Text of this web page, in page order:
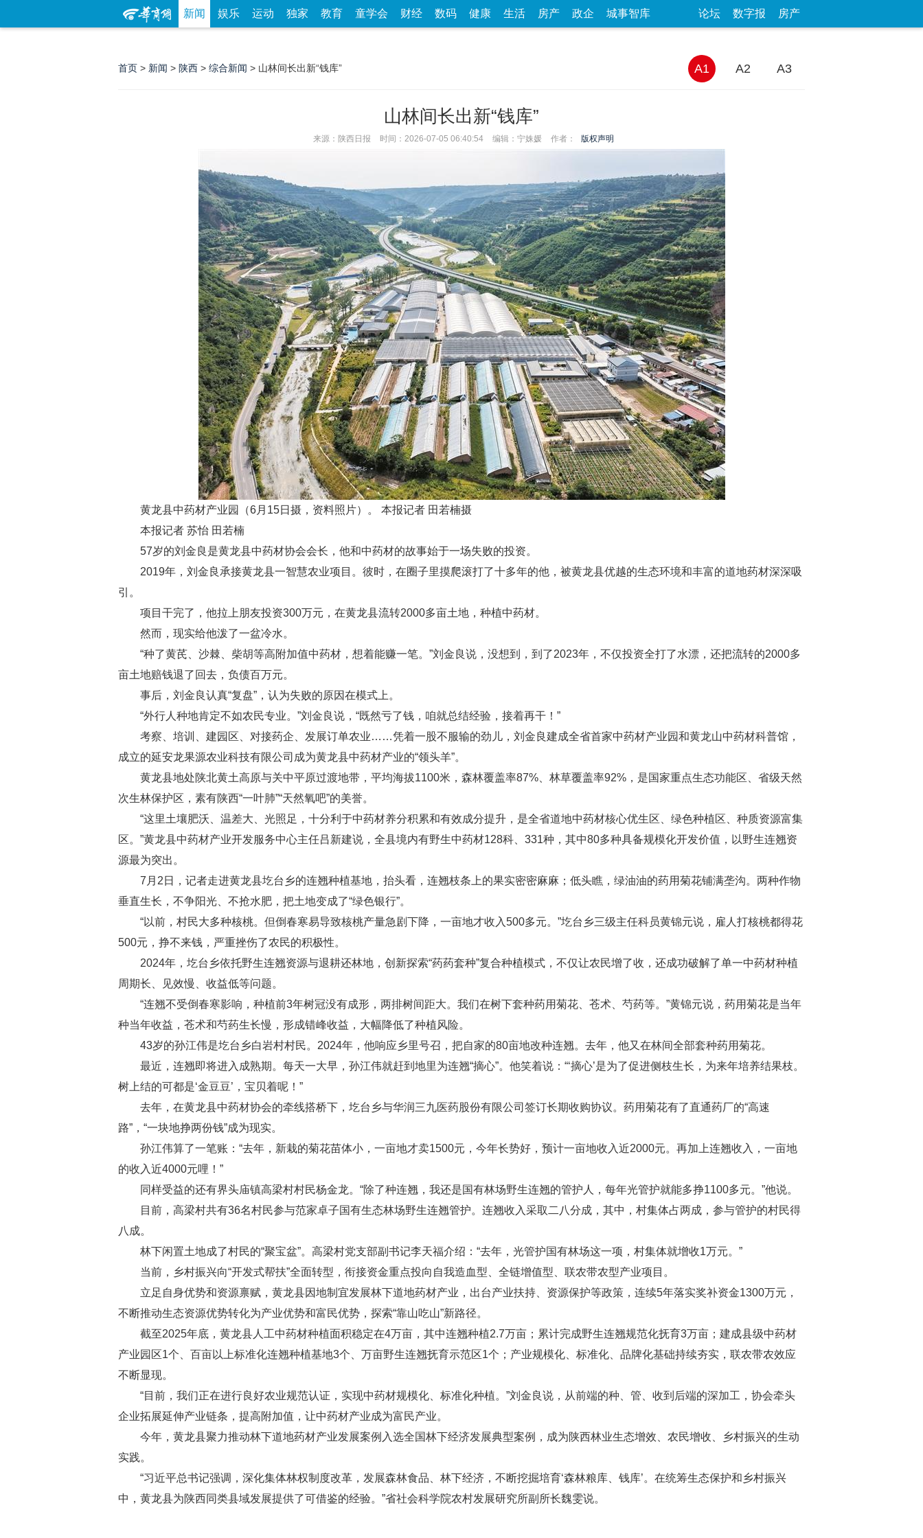
新闻 娱乐 运动 独家 教育 童学会 财经 数码 健康 生活 房产 政企 城事智库 论坛 数字报 房产
首页 > 新闻 > 陕西 > 综合新闻 > 山林间长出新“钱库” A1 A2 A3
山林间长出新“钱库”
来源：陕西日报 时间：2026-07-05 06:40:54 编辑：宁姝媛 作者： 版权声明
黄龙县中药材产业园（6月15日摄，资料照片）。 本报记者 田若楠摄
本报记者 苏怡 田若楠
57岁的刘金良是黄龙县中药材协会会长，他和中药材的故事始于一场失败的投资。
2019年，刘金良承接黄龙县一智慧农业项目。彼时，在圈子里摸爬滚打了十多年的他，被黄龙县优越的生态环境和丰富的道地药材深深吸
引。
项目干完了，他拉上朋友投资300万元，在黄龙县流转2000多亩土地，种植中药材。
然而，现实给他泼了一盆冷水。
“种了黄芪、沙棘、柴胡等高附加值中药材，想着能赚一笔。”刘金良说，没想到，到了2023年，不仅投资全打了水漂，还把流转的2000多
亩土地赔钱退了回去，负债百万元。
事后，刘金良认真“复盘”，认为失败的原因在模式上。
“外行人种地肯定不如农民专业。”刘金良说，“既然亏了钱，咱就总结经验，接着再干！”
考察、培训、建园区、对接药企、发展订单农业……凭着一股不服输的劲儿，刘金良建成全省首家中药材产业园和黄龙山中药材科普馆，
成立的延安龙果源农业科技有限公司成为黄龙县中药材产业的“领头羊”。
黄龙县地处陕北黄土高原与关中平原过渡地带，平均海拔1100米，森林覆盖率87%、林草覆盖率92%，是国家重点生态功能区、省级天然
次生林保护区，素有陕西“一叶肺”“天然氧吧”的美誉。
“这里土壤肥沃、温差大、光照足，十分利于中药材养分积累和有效成分提升，是全省道地中药材核心优生区、绿色种植区、种质资源富集
区。”黄龙县中药材产业开发服务中心主任吕新建说，全县境内有野生中药材128科、331种，其中80多种具备规模化开发价值，以野生连翘资
源最为突出。
7月2日，记者走进黄龙县圪台乡的连翘种植基地，抬头看，连翘枝条上的果实密密麻麻；低头瞧，绿油油的药用菊花铺满垄沟。两种作物
垂直生长，不争阳光、不抢水肥，把土地变成了“绿色银行”。
“以前，村民大多种核桃。但倒春寒易导致核桃产量急剧下降，一亩地才收入500多元。”圪台乡三级主任科员黄锦元说，雇人打核桃都得花
500元，挣不来钱，严重挫伤了农民的积极性。
2024年，圪台乡依托野生连翘资源与退耕还林地，创新探索“药药套种”复合种植模式，不仅让农民增了收，还成功破解了单一中药材种植
周期长、见效慢、收益低等问题。
“连翘不受倒春寒影响，种植前3年树冠没有成形，两排树间距大。我们在树下套种药用菊花、苍术、芍药等。”黄锦元说，药用菊花是当年
种当年收益，苍术和芍药生长慢，形成错峰收益，大幅降低了种植风险。
43岁的孙江伟是圪台乡白岩村村民。2024年，他响应乡里号召，把自家的80亩地改种连翘。去年，他又在林间全部套种药用菊花。
最近，连翘即将进入成熟期。每天一大早，孙江伟就赶到地里为连翘“摘心”。他笑着说：“‘摘心’是为了促进侧枝生长，为来年培养结果枝。
树上结的可都是‘金豆豆’，宝贝着呢！”
去年，在黄龙县中药材协会的牵线搭桥下，圪台乡与华润三九医药股份有限公司签订长期收购协议。药用菊花有了直通药厂的“高速
路”，“一块地挣两份钱”成为现实。
孙江伟算了一笔账：“去年，新栽的菊花苗体小，一亩地才卖1500元，今年长势好，预计一亩地收入近2000元。再加上连翘收入，一亩地
的收入近4000元哩！”
同样受益的还有界头庙镇高梁村村民杨金龙。“除了种连翘，我还是国有林场野生连翘的管护人，每年光管护就能多挣1100多元。”他说。
目前，高梁村共有36名村民参与范家卓子国有生态林场野生连翘管护。连翘收入采取二八分成，其中，村集体占两成，参与管护的村民得
八成。
林下闲置土地成了村民的“聚宝盆”。高梁村党支部副书记李天福介绍：“去年，光管护国有林场这一项，村集体就增收1万元。”
当前，乡村振兴向“开发式帮扶”全面转型，衔接资金重点投向自我造血型、全链增值型、联农带农型产业项目。
立足自身优势和资源禀赋，黄龙县因地制宜发展林下道地药材产业，出台产业扶持、资源保护等政策，连续5年落实奖补资金1300万元，
不断推动生态资源优势转化为产业优势和富民优势，探索“靠山吃山”新路径。
截至2025年底，黄龙县人工中药材种植面积稳定在4万亩，其中连翘种植2.7万亩；累计完成野生连翘规范化抚育3万亩；建成县级中药材
产业园区1个、百亩以上标准化连翘种植基地3个、万亩野生连翘抚育示范区1个；产业规模化、标准化、品牌化基础持续夯实，联农带农效应
不断显现。
“目前，我们正在进行良好农业规范认证，实现中药材规模化、标准化种植。”刘金良说，从前端的种、管、收到后端的深加工，协会牵头
企业拓展延伸产业链条，提高附加值，让中药材产业成为富民产业。
今年，黄龙县聚力推动林下道地药材产业发展案例入选全国林下经济发展典型案例，成为陕西林业生态增效、农民增收、乡村振兴的生动
实践。
“习近平总书记强调，深化集体林权制度改革，发展森林食品、林下经济，不断挖掘培育‘森林粮库、钱库’。在统筹生态保护和乡村振兴
中，黄龙县为陕西同类县域发展提供了可借鉴的经验。”省社会科学院农村发展研究所副所长魏雯说。